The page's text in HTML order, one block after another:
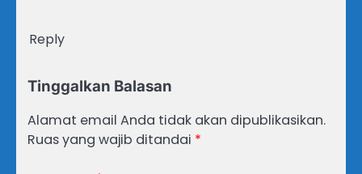
Reply
Tinggalkan Balasan
Alamat email Anda tidak akan dipublikasikan.
Ruas yang wajib ditandai *